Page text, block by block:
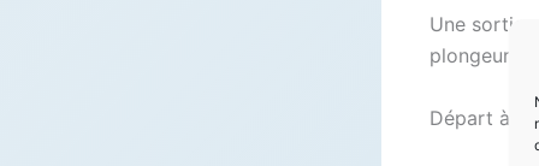
Une sortie
plongeurs
Départ à